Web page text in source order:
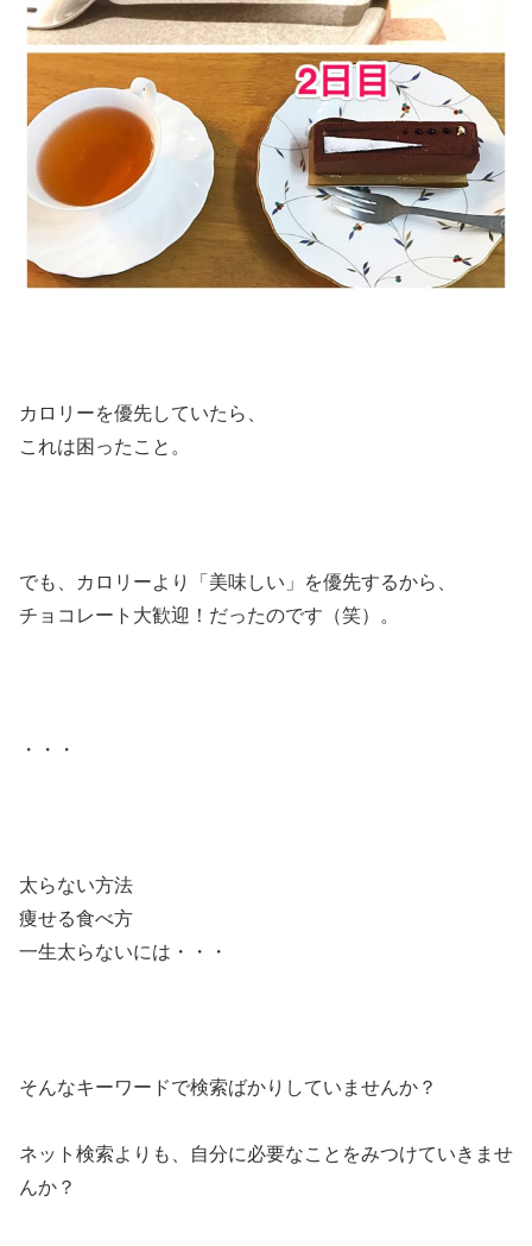
カロリーを優先していたら、
これは困ったこと。
でも、カロリーより「美味しい」を優先するから、
チョコレート大歓迎！だったのです（笑）。
・・・
太らない方法
痩せる食べ方
一生太らないには・・・
そんなキーワードで検索ばかりしていませんか？
ネット検索よりも、自分に必要なことをみつけていきませ
んか？